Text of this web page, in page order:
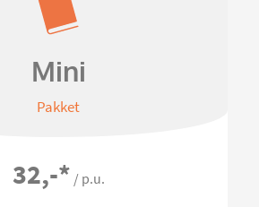
Mini
Pakket
32,-* / p.u.